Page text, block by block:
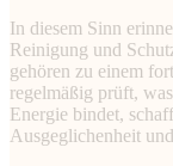
In diesem Sinn
Reinigung und
gehören zu einem
regelmäßig prüft,
Energie bindet,
Ausgeglichenheit